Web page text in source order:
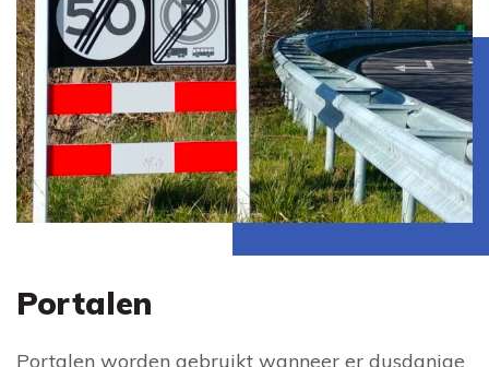
Portalen
Portalen worden gebruikt wanneer er dusdanige